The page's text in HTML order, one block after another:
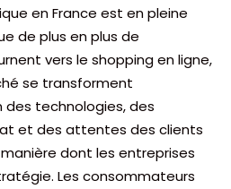
en France est en pleine
de plus en plus de
vers le shopping en ligne,
se transforment
des technologies, des
et des attentes des clients
dont les entreprises
Les consommateurs